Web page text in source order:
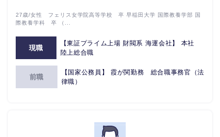
27歳/女性 フェリス女学院高等学校 卒 早稲田大学 国際教養学部 国
際教養学科 卒 （...
現職
【東証プライム上場 財閥系 海運会社】 本社
陸上総合職
前職
【国家公務員】 霞が関勤務 総合職事務官（法
律職）